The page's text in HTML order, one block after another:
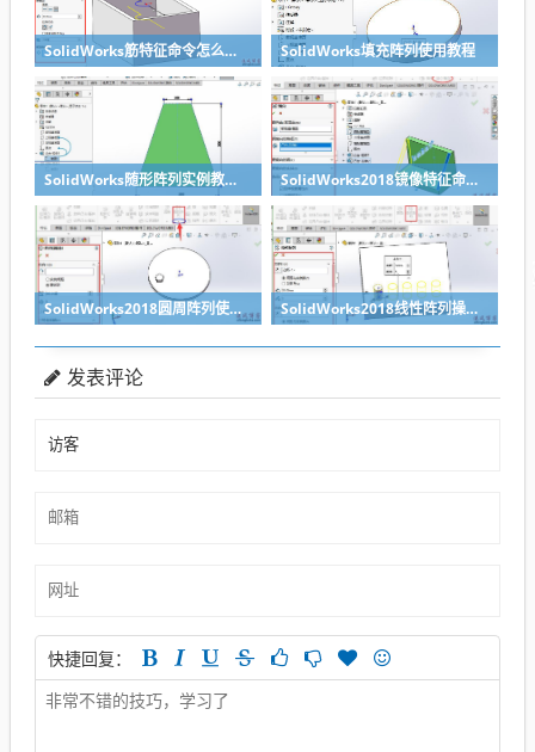
SolidWorks筋特征命令怎么使用？设计师新手需要了解的命令 SolidWorks填充阵列使用教程
SolidWorks随形阵列实例教程范例1 SolidWorks2018镜像特征命令教程
SolidWorks2018圆周阵列使用教程 SolidWorks2018线性阵列操作教程
发表评论
快捷回复：